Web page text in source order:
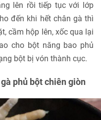
lên rồi tiếp tục với lớp
đến khi hết chân gà thì
cầm hộp lên, xốc qua lại
cho bột năng bao phủ
bột bị vón thành cục.
phủ bột chiên giòn